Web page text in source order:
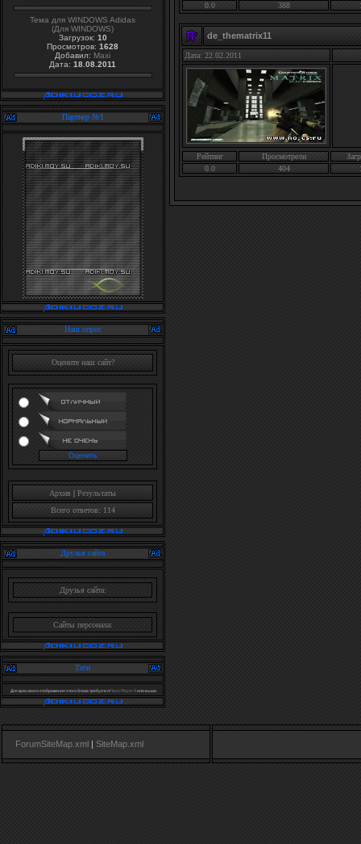
Тема для WINDOWS Adidas
(Для WINDOWS)
Загрузок: 10
Просмотров: 1628
Добавил: Maxi
Дата: 18.08.2011
Партнер №1
Наш опрос
Оцените наш сайт?
Архив | Результаты
Всего ответов: 114
Друзья сайта
Друзья сайта:
Сайты персонала:
Теги
Для красивого отображения этого блока требуетсяFlash Player 9или выше.
0.0
388
de_thematrix11
Дата: 22.02.2011
Рейтинг Просмотрели
0.0
404
ForumSiteMap.xml | SiteMap.xml